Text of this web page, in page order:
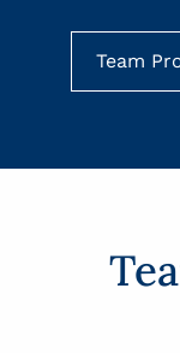
Team